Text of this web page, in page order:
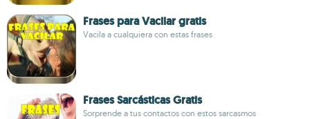
Frases para Vacilar gratis
Vacila a cualquiera con estas frases
Frases Sarcásticas Gratis
Sorprende a tus contactos con estos sarcasmos